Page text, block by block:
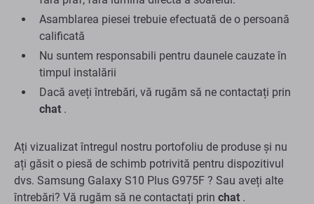
Asamblarea piesei trebuie efectuată de o persoană
calificată
Nu suntem responsabili pentru daunele cauzate în
timpul instalării
Dacă aveți întrebări, vă rugăm să ne contactați prin
chat .
Ați vizualizat întregul nostru portofoliu de produse și nu
ați găsit o piesă de schimb potrivită pentru dispozitivul
dvs. Samsung Galaxy S10 Plus G975F ? Sau aveți alte
întrebări? Vă rugăm să ne contactați prin chat .